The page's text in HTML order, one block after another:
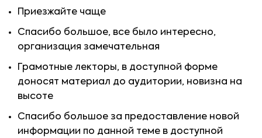
Приезжайте чаще
Спасибо большое, все было интересно,
организация замечательная
Грамотные лекторы, в доступной форме
доносят материал до аудитории, новизна на
высоте
Спасибо большое за предоставление новой
информации по данной теме в доступной